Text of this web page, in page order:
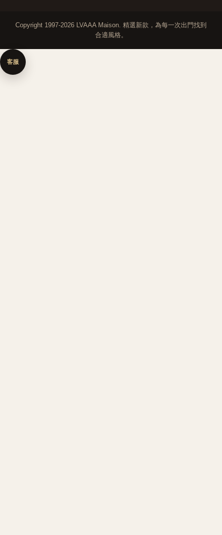
Copyright 1997-2026 LVAAA Maison. 精選新款，為每一次出門找到
合適風格。